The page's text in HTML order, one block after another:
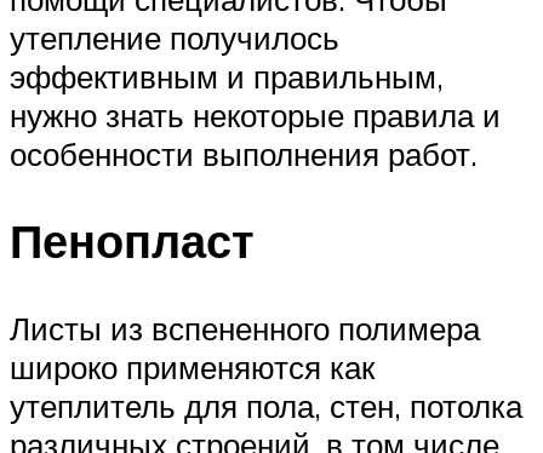
утепление получилось
эффективным и правильным,
нужно знать некоторые правила и
особенности выполнения работ.
Пенопласт
Листы из вспененного полимера
широко применяются как
утеплитель для пола, стен, потолка
различных строений, в том числе